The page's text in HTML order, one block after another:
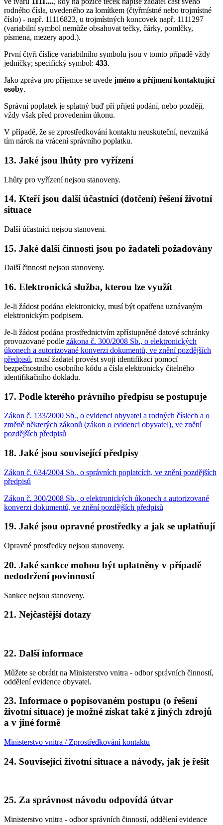
rodného čísla, uvedeného za lomítkem (čtyřmístné nebo trojmístné
číslo) - např. 11116823, u trojmístných koncovek např. 1111297
(variabilní symbol nemůže obsahovat tečky, čárky, pomlčky,
písmena, mezery apod.).
První čtyři číslice variabilního symbolu jsou v tomto případě vždy
jedničky; specifický symbol: 433.
Jako zpráva pro příjemce se uvede jméno a příjmení kontaktující
osoby.
Správní poplatek je splatný buď při přijetí podání, nebo později,
vždy však před provedením úkonu.
V případě, že se zprostředkování kontaktu neuskuteční, nevzniká
tím nárok na vrácení správního poplatku.
13. Jaké jsou lhůty pro vyřízení
Lhůty pro vyřízení nejsou stanoveny.
14. Kteří jsou další účastníci (dotčení) řešení životní
situace
Další účastníci nejsou stanoveni.
15. Jaké další činnosti jsou po žadateli požadovány
Další činnosti nejsou stanoveny.
16. Elektronická služba, kterou lze využít
Je-li žádost podána elektronicky, musí být opatřena uznávaným
elektronickým podpisem.
Je-li žádost podána prostřednictvím zpřístupněné datové schránky
provozované podle zákona č. 300/2008 Sb., o elektronických
úkonech a autorizované konverzi dokumentů, ve znění pozdějších
předpisů, musí žadatel provést svoji identifikaci pomocí
bezpečnostního osobního kódu a čísla elektronicky čitelného
identifikačního dokladu.
17. Podle kterého právního předpisu se postupuje
Zákon č. 133/2000 Sb., o evidenci obyvatel a rodných číslech a o
změně některých zákonů (zákon o evidenci obyvatel), ve znění
pozdějších předpisů
18. Jaké jsou související předpisy
Zákon č. 634/2004 Sb., o správních poplatcích, ve znění pozdějších
předpisů
Zákon č. 300/2008 Sb., o elektronických úkonech a autorizované
konverzi dokumentů, ve znění pozdějších předpisů
19. Jaké jsou opravné prostředky a jak se uplatňují
Opravné prostředky nejsou stanoveny.
20. Jaké sankce mohou být uplatněny v případě
nedodržení povinností
Sankce nejsou stanoveny.
21. Nejčastější dotazy
22. Další informace
Můžete se obrátit na Ministerstvo vnitra - odbor správních činností,
oddělení evidence obyvatel.
23. Informace o popisovaném postupu (o řešení
životní situace) je možné získat také z jiných zdrojů
a v jiné formě
Ministerstvo vnitra / Zprostředkování kontaktu
24. Související životní situace a návody, jak je řešit
25. Za správnost návodu odpovídá útvar
Ministerstvo vnitra - odbor správních činností, oddělení evidence